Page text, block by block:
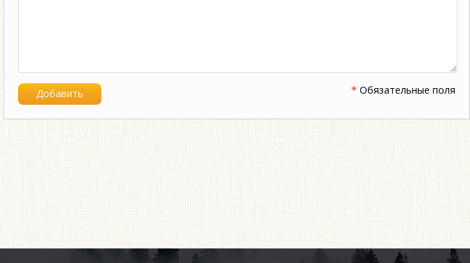
* Обязательные поля